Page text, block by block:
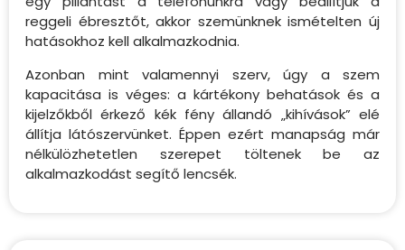
reggeli ébresztőt, akkor szemünknek ismételten új
hatásokhoz kell alkalmazkodnia.
Azonban mint valamennyi szerv, úgy a szem
kapacitása is véges: a kártékony behatások és a
kijelzőkből érkező kék fény állandó „kihívások” elé
állítja látószervünket. Éppen ezért manapság már
nélkülözhetetlen szerepet töltenek be az
alkalmazkodást segítő lencsék.